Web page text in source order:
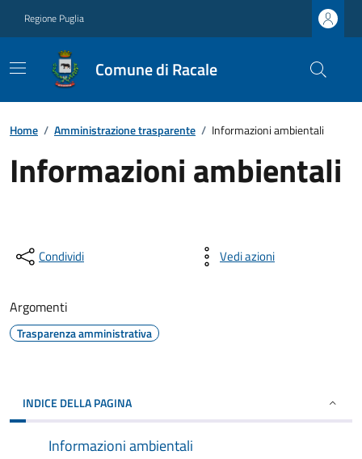
Regione Puglia
Comune di Racale
Home / Amministrazione trasparente / Informazioni ambientali
Informazioni ambientali
Condividi Vedi azioni
Argomenti
Trasparenza amministrativa
INDICE DELLA PAGINA
Informazioni ambientali